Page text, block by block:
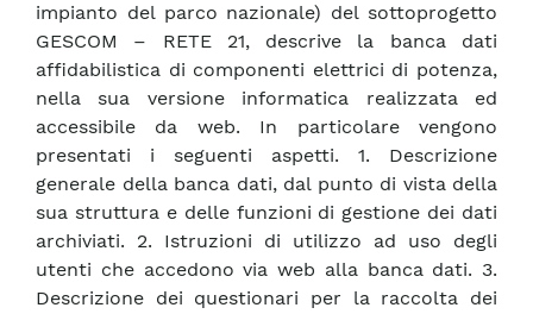
impianto del parco nazionale) del sottoprogetto
GESCOM – RETE 21, descrive la banca dati
affidabilistica di componenti elettrici di potenza,
nella sua versione informatica realizzata ed
accessibile da web. In particolare vengono
presentati i seguenti aspetti. 1. Descrizione
generale della banca dati, dal punto di vista della
sua struttura e delle funzioni di gestione dei dati
archiviati. 2. Istruzioni di utilizzo ad uso degli
utenti che accedono via web alla banca dati. 3.
Descrizione dei questionari per la raccolta dei